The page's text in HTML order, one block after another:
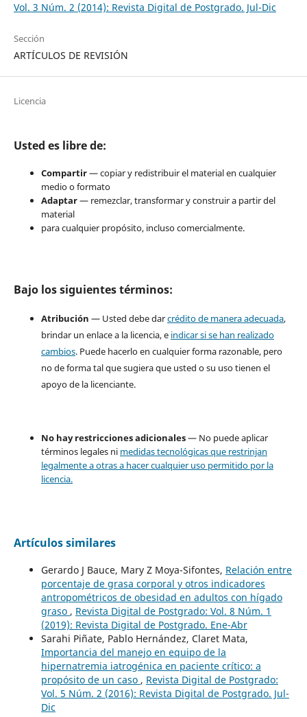
Vol. 3 Núm. 2 (2014): Revista Digital de Postgrado. Jul-Dic
Sección
ARTÍCULOS DE REVISIÓN
Licencia
Usted es libre de:
Compartir— copiar y redistribuir el material en cualquier
medio o formato
Adaptar— remezclar, transformar y construir a partir del
material
para cualquier propósito, incluso comercialmente.
Bajo los siguientes términos:
Atribución — Usted debe darcrédito de manera adecuada,
brindar un enlace a la licencia, e indicar si se han realizado
cambios. Puede hacerlo en cualquier forma razonable, pero
no de forma tal que sugiera que usted o su uso tienen el
apoyo de la licenciante.
No hay restricciones adicionales— No puede aplicar
términos legales ni medidas tecnológicas que restrinjan
legalmente a otras a hacer cualquier uso permitido por la
licencia.
Artículos similares
Gerardo J Bauce, Mary Z Moya-Sifontes, Relación entre
porcentaje de grasa corporal y otros indicadores
antropométricos de obesidad en adultos con hígado
graso , Revista Digital de Postgrado: Vol. 8 Núm. 1
(2019): Revista Digital de Postgrado. Ene-Abr
Sarahi Piñate, Pablo Hernández, Claret Mata,
Importancia del manejo en equipo de la
hipernatremia iatrogénica en paciente crítico: a
propósito de un caso , Revista Digital de Postgrado:
Vol. 5 Núm. 2 (2016): Revista Digital de Postgrado. Jul-
Dic